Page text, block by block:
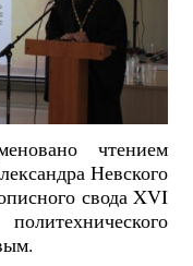
чтением
Невского
свода XVI